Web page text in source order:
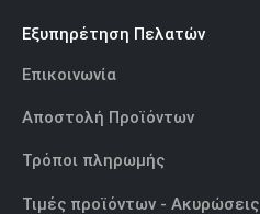
Εξυπηρέτηση Πελατών
Επικοινωνία
Αποστολή Προϊόντων
Τρόποι πληρωμής
Τιμές προϊόντων - Ακυρώσεις